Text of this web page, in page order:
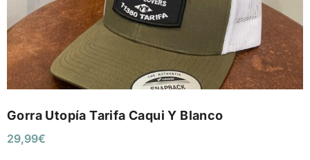
Gorra Utopía Tarifa Caqui Y Blanco
29,99€